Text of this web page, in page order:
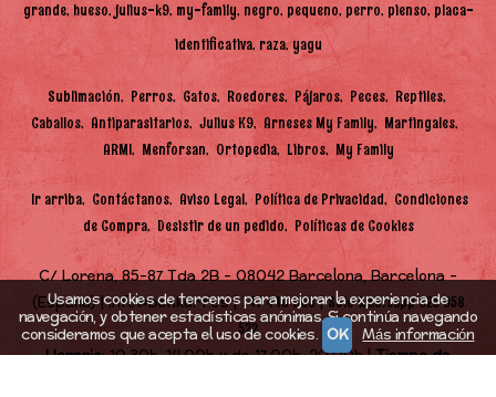
grande hueso julius-k9 my-family negro pequeno perro pienso placa-
identificativa raza yagu
Sublimación Perros Gatos Roedores Pájaros Peces
Reptiles
Caballos Antiparasitarios Julius K9 Arneses My Family
Martingales
ARMI
Menforsan Ortopedia Libros My Family
Ir arriba Contáctanos Aviso Legal Política de Privacidad Condiciones
de Compra Desistir de un pedido Políticas de Cookies
C/ Lorena, 85-87 Tda 2B - 08042 Barcelona, Barcelona -
(España) | info@benkurt.es |747 448 968|Solo Whatsapp 625 058
522
Horario:10.30h-14.00h y de 17.00h-20.00h |Tiempo de
Usamos cookies de terceros para mejorar la experiencia de
navegación, y obtener estadísticas anónimas. Si continúa navegando
consideramos que acepta el uso de cookies. OK Más información